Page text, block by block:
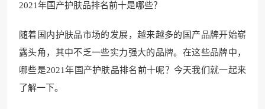
2021年国产护肤品排名前十是哪些？
随着国内护肤品市场的发展，越来越多的国产品牌开始崭
露头角，其中不乏一些实力强大的品牌。在这些品牌中，
哪些是2021年国产护肤品排名前十呢？今天我们就一起来
了解一下。